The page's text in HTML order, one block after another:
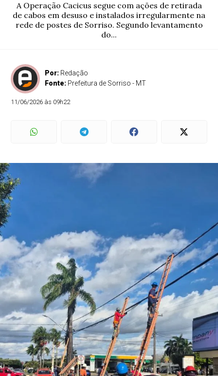
A Operação Cacicus segue com ações de retirada
de cabos em desuso e instalados irregularmente na
rede de postes de Sorriso. Segundo levantamento
do...
Por: Redação
Fonte: Prefeitura de Sorriso - MT
11/06/2026 às 09h22